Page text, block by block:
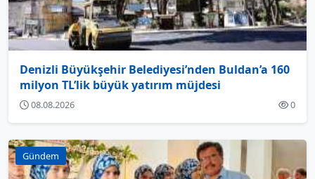
Denizli Büyükşehir Belediyesi’nden Buldan’a 160
milyon TL’lik büyük yatırım müjdesi
08.08.2026 0
Gündem